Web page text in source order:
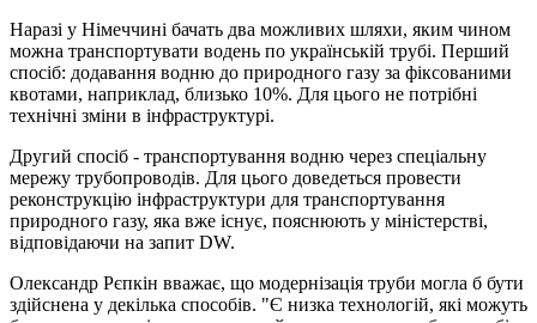
Наразі у Німеччині бачать два можливих шляхи, яким чином
можна транспортувати водень по українській трубі. Перший
спосіб: додавання водню до природного газу за фіксованими
квотами, наприклад, близько 10%. Для цього не потрібні
технічні зміни в інфраструктурі.
Другий спосіб - транспортування водню через спеціальну
мережу трубопроводів. Для цього доведеться провести
реконструкцію інфраструктури для транспортування
природного газу, яка вже існує, пояснюють у міністерстві,
відповідаючи на запит DW.
Олександр Рєпкін вважає, що модернізація труби могла б бути
здійснена у декілька способів. "Є низка технологій, які можуть